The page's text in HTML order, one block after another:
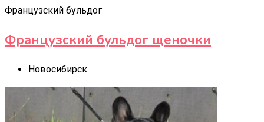
Французский бульдог
Французский бульдог щеночки
Новосибирск